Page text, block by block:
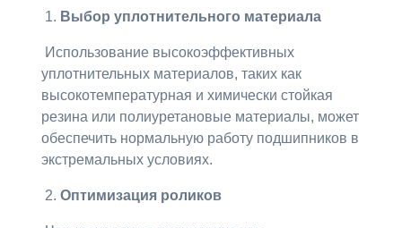
1. Выбор уплотнительного материала
Использование высокоэффективных
уплотнительных материалов, таких как
высокотемпературная и химически стойкая
резина или полиуретановые материалы, может
обеспечить нормальную работу подшипников в
экстремальных условиях.
2. Оптимизация роликов